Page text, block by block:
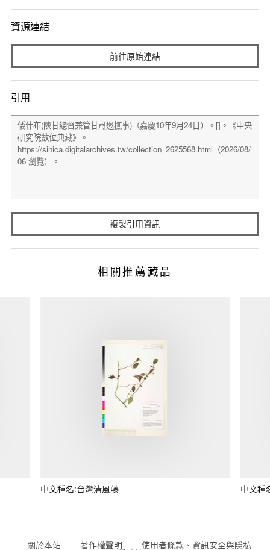
資源連結
前往原始連結
引用
複製引用資訊
相關推薦藏品
中文種名:台灣清風藤 中文種
關於本站 著作權聲明 使用者條款、資訊安全與隱私